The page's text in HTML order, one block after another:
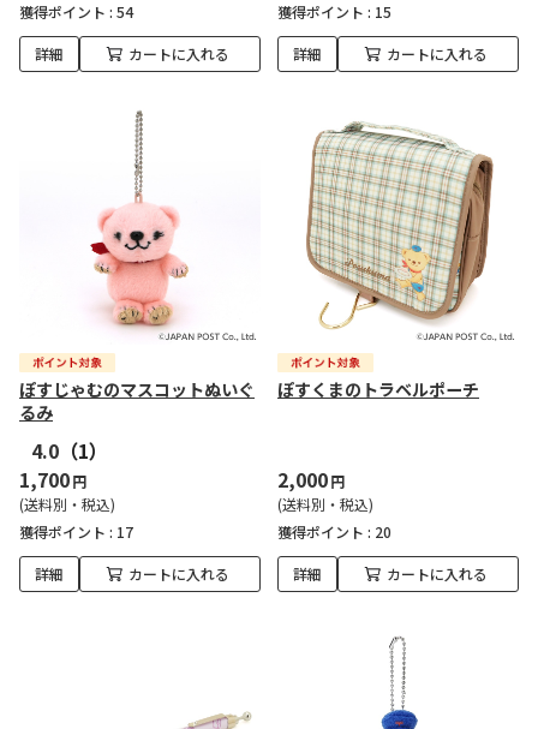
獲得ポイント : 54
詳細 カートに入れる
獲得ポイント : 15
詳細 カートに入れる
ぽすじゃむのマスコットぬいぐ
るみ
4.0 （1）
1,700円
(送料別・税込)
獲得ポイント : 17
詳細 カートに入れる
ぽすくまのトラベルポーチ
2,000円
(送料別・税込)
獲得ポイント : 20
詳細 カートに入れる